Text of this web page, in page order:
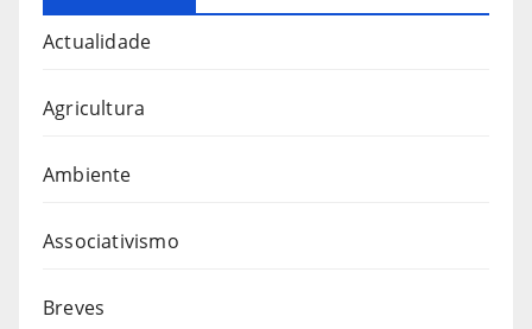
Actualidade
Agricultura
Ambiente
Associativismo
Breves